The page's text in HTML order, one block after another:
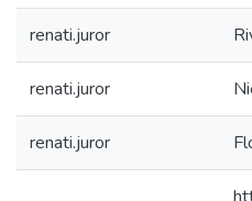
renati.juror
renati.juror
renati.juror